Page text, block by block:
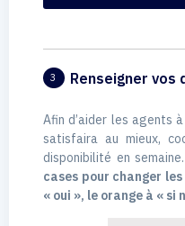
3 Renseigner vos
Afin d’aider les agents
satisfaira au mieux,
disponibilité en semaine.
cases pour changer
« oui », le orange à « si